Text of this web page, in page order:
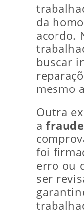
da
acordo.
buscar
mesmo
Outra
afraude
foi
erro ou
ser